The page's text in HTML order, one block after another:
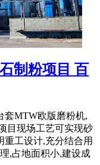
制粉项目 百
套MTW欧版磨粉机,
目现场工艺可实现砂
工设计,充分结合用
,占地面积小,建设成